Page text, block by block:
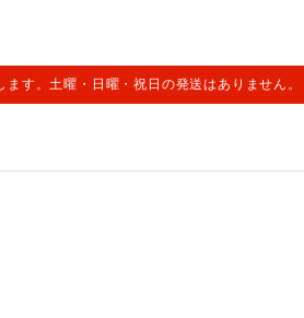
す。土曜・日曜・祝日の発送はありません。